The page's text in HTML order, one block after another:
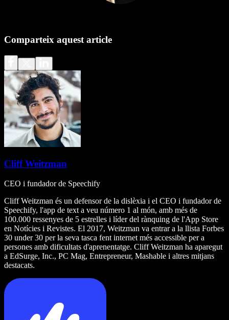
Comparteix aquest article
Cliff Weitzman
CEO i fundador de Speechify
Cliff Weitzman és un defensor de la dislèxia i el CEO i fundador de
Speechify, l'app de text a veu número 1 al món, amb més de
100.000 ressenyes de 5 estrelles i líder del rànquing de l'App Store
en Notícies i Revistes. El 2017, Weitzman va entrar a la llista Forbes
30 under 30 per la seva tasca fent internet més accessible per a
persones amb dificultats d'aprenentatge. Cliff Weitzman ha aparegut
a EdSurge, Inc., PC Mag, Entrepreneur, Mashable i altres mitjans
destacats.